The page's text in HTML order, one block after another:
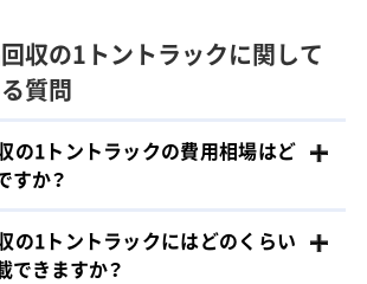
収の1トントラックに関して
質問
の1トントラックの費用相場はど
すか？
の1トントラックにはどのくらい
できますか？